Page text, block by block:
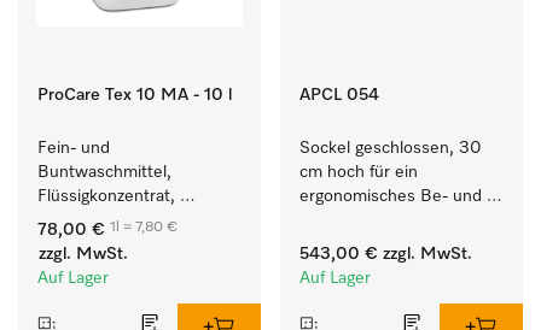
ProCare Tex 10 MA - 10 l
Fein- und
Buntwaschmittel,
Flüssigkonzentrat,
mildalkalisch, 10 l zur
Reinigung von
Buntwäsche und
78,00 € 1l = 7,80 €
zzgl. MwSt.
Auf Lager
APCL 054
Sockel geschlossen, 30
cm hoch für ein
ergonomisches Be- und
Waschmaschine und
Trockner.
543,00 € zzgl. MwSt.
Auf Lager